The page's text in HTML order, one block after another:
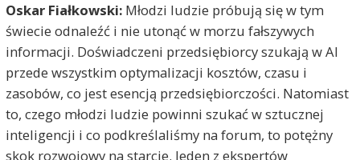
Oskar Fiałkowski: Młodzi ludzie próbują się w tym
świecie odnaleźć i nie utonąć w morzu fałszywych
informacji. Doświadczeni przedsiębiorcy szukają w AI
przede wszystkim optymalizacji kosztów, czasu i
zasobów, co jest esencją przedsiębiorczości. Natomiast
to, czego młodzi ludzie powinni szukać w sztucznej
inteligencji i co podkreślaliśmy na forum, to potężny
skok rozwojowy na starcie. Jeden z ekspertów